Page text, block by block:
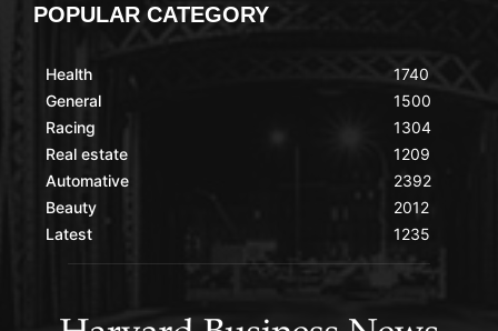
POPULAR CATEGORY
Health
General
Racing
Real estate
Automative
Beauty
Latest
1740
1500
1304
1209
2392
2012
1235